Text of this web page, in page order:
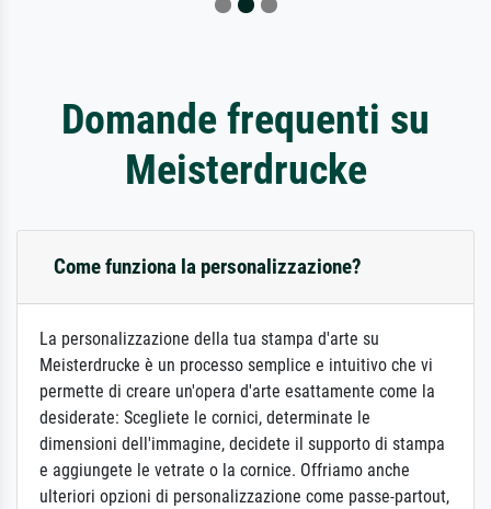
Domande frequenti su
Meisterdrucke
Come funziona la personalizzazione?
La personalizzazione della tua stampa d'arte su
Meisterdrucke è un processo semplice e intuitivo che vi
permette di creare un'opera d'arte esattamente come la
desiderate: Scegliete le cornici, determinate le
dimensioni dell'immagine, decidete il supporto di stampa
e aggiungete le vetrate o la cornice. Offriamo anche
ulteriori opzioni di personalizzazione come passe-partout,